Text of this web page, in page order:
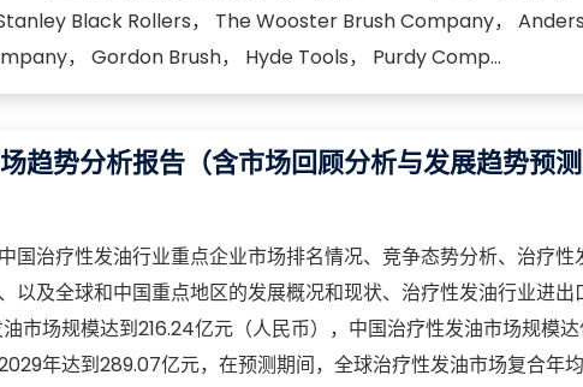
Stanley Black Rollers， The Wooster Brush Company，
， Gordon Brush， Hyde Tools， Purdy Comp...
趋势分析报告（含市场回顾分析与发展趋势预测
国治疗性发油行业重点企业市场排名情况、竞争态势分析、治疗性
以及全球和中国重点地区的发展概况和现状、治疗性发油行业进出
市场规模达到216.24亿元（人民币），中国治疗性发油市场规模达
年达到289.07亿元，在预测期间，全球治疗性发油市场复合年